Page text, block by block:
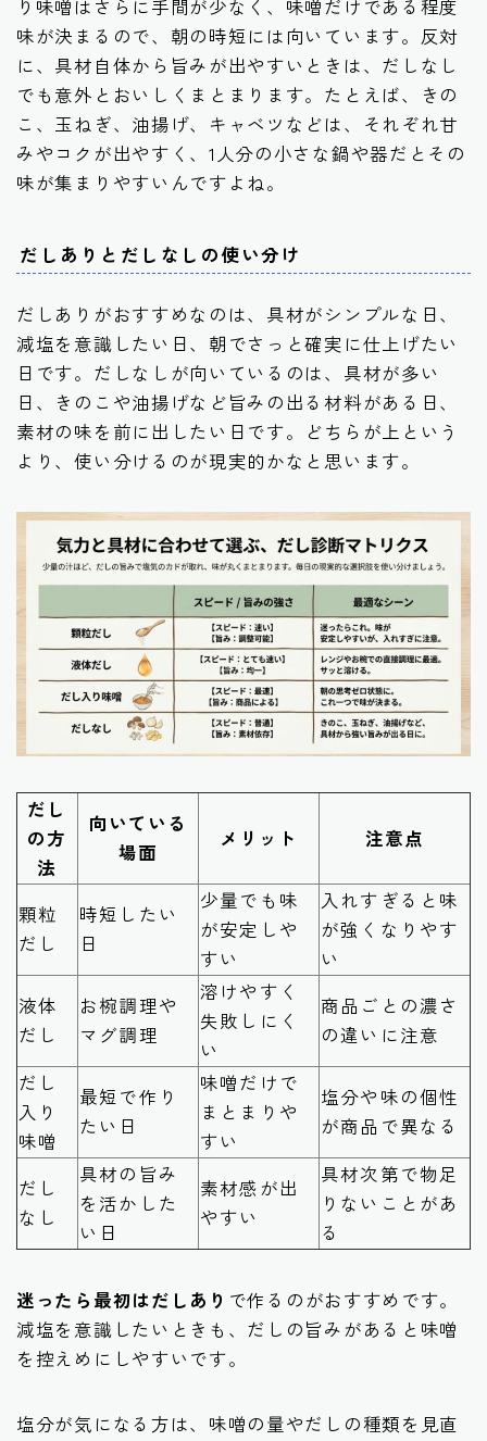
り味噌はさらに手間が少なく、味噌だけである程度
味が決まるので、朝の時短には向いています。反対
に、具材自体から旨みが出やすいときは、だしなし
でも意外とおいしくまとまります。たとえば、きの
こ、玉ねぎ、油揚げ、キャベツなどは、それぞれ甘
みやコクが出やすく、1人分の小さな鍋や器だとその
味が集まりやすいんですよね。
だしありとだしなしの使い分け
だしありがおすすめなのは、具材がシンプルな日、
減塩を意識したい日、朝でさっと確実に仕上げたい
日です。だしなしが向いているのは、具材が多い
日、きのこや油揚げなど旨みの出る材料がある日、
素材の味を前に出したい日です。どちらが上という
より、使い分けるのが現実的かなと思います。
だし
の方
法
向いている
場面
メリット 注意点
顆粒
だし
時短したい
日
少量でも味
が安定しや
すい
入れすぎると味
が強くなりやす
い
液体
だし
お椀調理や
マグ調理
溶けやすく
失敗しにく
い
商品ごとの濃さ
の違いに注意
だし
入り
味噌
最短で作り
たい日
味噌だけで
まとまりや
すい
塩分や味の個性
が商品で異なる
だし
なし
具材の旨み
を活かした
い日
素材感が出
やすい
具材次第で物足
りないことがあ
る
迷ったら最初はだしあり で作るのがおすすめです。
減塩を意識したいときも、だしの旨みがあると味噌
を控えめにしやすいです。
塩分が気になる方は、味噌の量やだしの種類を見直